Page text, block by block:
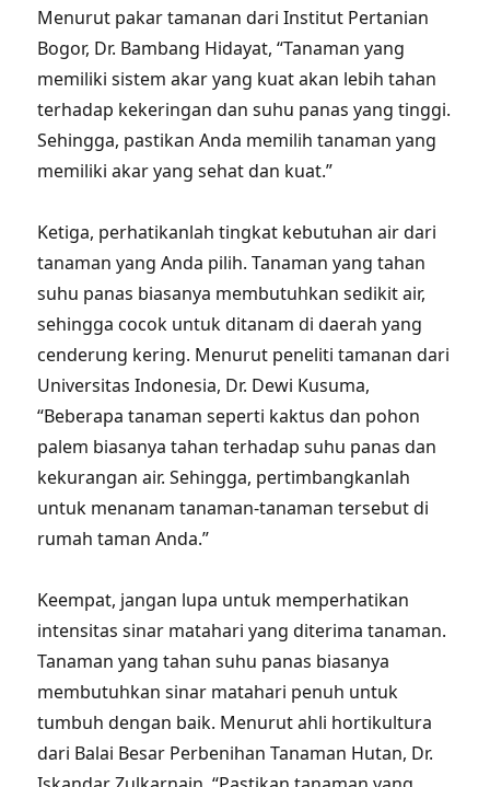
Menurut pakar tamanan dari Institut Pertanian
Bogor, Dr. Bambang Hidayat, “Tanaman yang
memiliki sistem akar yang kuat akan lebih tahan
terhadap kekeringan dan suhu panas yang tinggi.
Sehingga, pastikan Anda memilih tanaman yang
memiliki akar yang sehat dan kuat.”
Ketiga, perhatikanlah tingkat kebutuhan air dari
tanaman yang Anda pilih. Tanaman yang tahan
suhu panas biasanya membutuhkan sedikit air,
sehingga cocok untuk ditanam di daerah yang
cenderung kering. Menurut peneliti tamanan dari
Universitas Indonesia, Dr. Dewi Kusuma,
“Beberapa tanaman seperti kaktus dan pohon
palem biasanya tahan terhadap suhu panas dan
kekurangan air. Sehingga, pertimbangkanlah
untuk menanam tanaman-tanaman tersebut di
rumah taman Anda.”
Keempat, jangan lupa untuk memperhatikan
intensitas sinar matahari yang diterima tanaman.
Tanaman yang tahan suhu panas biasanya
membutuhkan sinar matahari penuh untuk
tumbuh dengan baik. Menurut ahli hortikultura
dari Balai Besar Perbenihan Tanaman Hutan, Dr.